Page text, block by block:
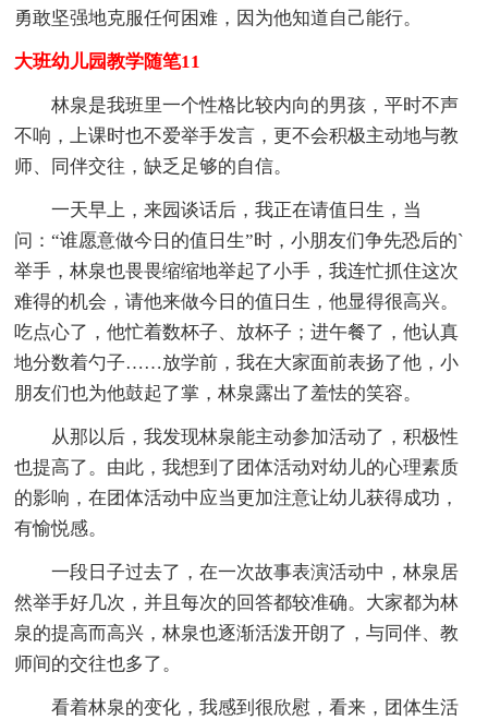
勇敢坚强地克服任何困难，因为他知道自己能行。
大班幼儿园教学随笔11
林泉是我班里一个性格比较内向的男孩，平时不声
不响，上课时也不爱举手发言，更不会积极主动地与教
师、同伴交往，缺乏足够的自信。
一天早上，来园谈话后，我正在请值日生，当
问：“谁愿意做今日的值日生”时，小朋友们争先恐后的`
举手，林泉也畏畏缩缩地举起了小手，我连忙抓住这次
难得的机会，请他来做今日的值日生，他显得很高兴。
吃点心了，他忙着数杯子、放杯子；进午餐了，他认真
地分数着勺子……放学前，我在大家面前表扬了他，小
朋友们也为他鼓起了掌，林泉露出了羞怯的笑容。
从那以后，我发现林泉能主动参加活动了，积极性
也提高了。由此，我想到了团体活动对幼儿的心理素质
的影响，在团体活动中应当更加注意让幼儿获得成功，
有愉悦感。
一段日子过去了，在一次故事表演活动中，林泉居
然举手好几次，并且每次的回答都较准确。大家都为林
泉的提高而高兴，林泉也逐渐活泼开朗了，与同伴、教
师间的交往也多了。
看着林泉的变化，我感到很欣慰，看来，团体生活